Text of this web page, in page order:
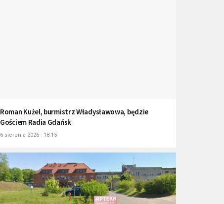
Roman Kużel, burmistrz Władysławowa, będzie
Gościem Radia Gdańsk
6 sierpnia 2026 - 18:15